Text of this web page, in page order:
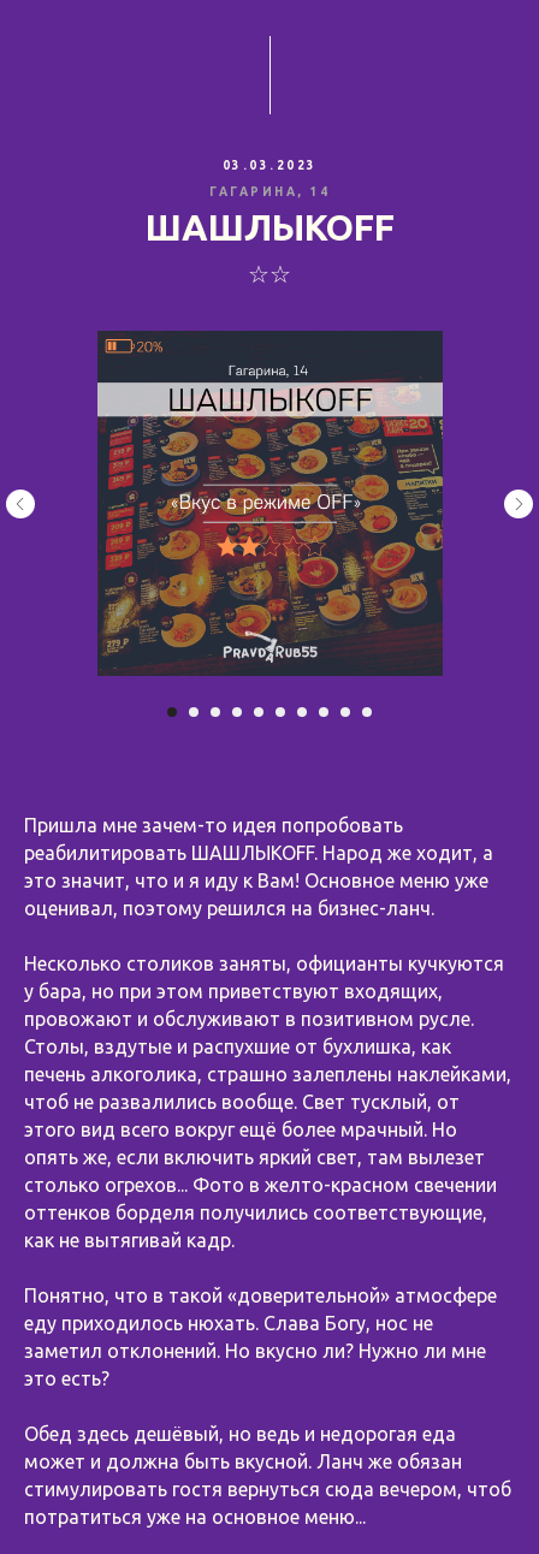
03.03.2023
ГАГАРИНА, 14
ШАШЛЫКОFF
☆☆
Пришла мне зачем-то идея попробовать
реабилитировать ШАШЛЫКОFF. Народ же ходит, а
это значит, что и я иду к Вам! Основное меню уже
оценивал, поэтому решился на бизнес-ланч.
Несколько столиков заняты, официанты кучкуются
у бара, но при этом приветствуют входящих,
провожают и обслуживают в позитивном русле.
Столы, вздутые и распухшие от бухлишка, как
печень алкоголика, страшно залеплены наклейками,
чтоб не развалились вообще. Свет тусклый, от
этого вид всего вокруг ещё более мрачный. Но
опять же, если включить яркий свет, там вылезет
столько огрехов... Фото в желто-красном свечении
оттенков борделя получились соответствующие,
как не вытягивай кадр.
Понятно, что в такой «доверительной» атмосфере
еду приходилось нюхать. Слава Богу, нос не
заметил отклонений. Но вкусно ли? Нужно ли мне
это есть?
Обед здесь дешёвый, но ведь и недорогая еда
может и должна быть вкусной. Ланч же обязан
стимулировать гостя вернуться сюда вечером, чтоб
потратиться уже на основное меню...